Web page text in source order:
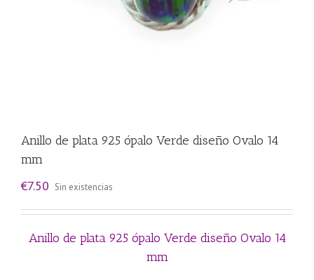
Anillo de plata 925 ópalo Verde diseño Ovalo 14
mm
€7.50 Sin existencias
Anillo de plata 925 ópalo Verde diseño Ovalo 14
mm